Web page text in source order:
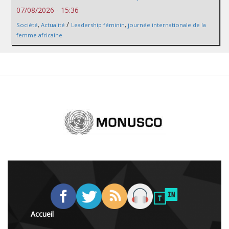
07/08/2026 - 15:36
Société, Actualité / Leadership féminin, journée internationale de la
femme africaine
Accueil